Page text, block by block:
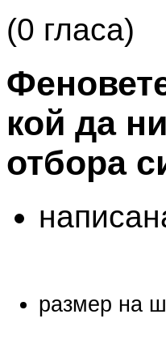
(0 гласа)
кой да
отбора
размер на